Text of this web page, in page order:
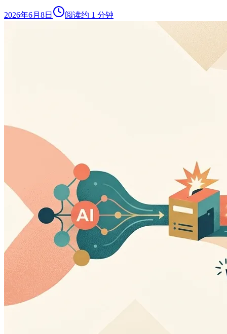
2026年6月8日 阅读约 1 分钟